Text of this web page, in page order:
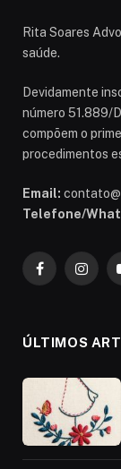
Rita Soares
saúde.
Devidamente
número 51.889/
compõem o
procedimentos
Email:
Telefone/
Facebook
ÚLTIMOS